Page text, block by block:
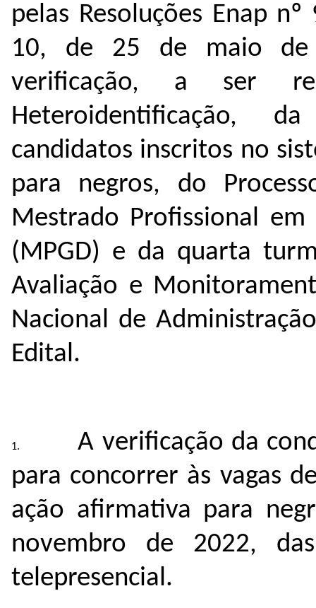
pelas Resoluções Enap
10, de 25 de maio de
verificação, a ser
Heteroidentificação,
candidatos inscritos no
para negros, do
Mestrado Profissional
(MPGD) e da quarta
Avaliação e
Nacional de
Edital.
A verificação da
para concorrer às vagas
ação afirmativa para
novembro de 2022,
telepresencial.